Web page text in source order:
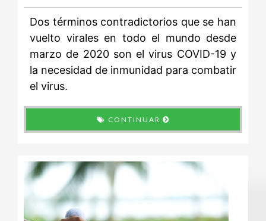
Dos términos contradictorios que se han
vuelto virales en todo el mundo desde
marzo de 2020 son el virus COVID-19 y
la necesidad de inmunidad para combatir
el virus.
CONTINUAR